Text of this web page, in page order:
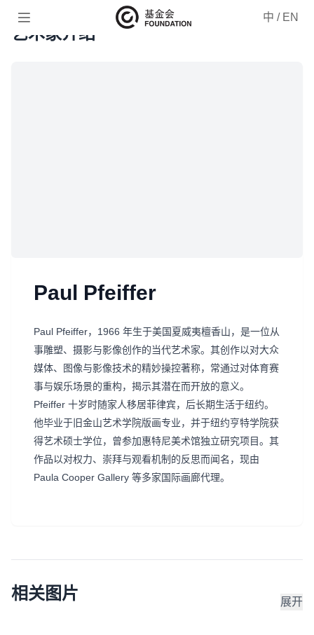
 中 / EN
艺术家介绍
Paul Pfeiffer
Paul Pfeiffer，1966 年生于美国夏威夷檀香山，是一位从
事雕塑、摄影与影像创作的当代艺术家。其创作以对大众
媒体、图像与影像技术的精妙操控著称，常通过对体育赛
事与娱乐场景的重构，揭示其潜在而开放的意义。
Pfeiffer 十岁时随家人移居菲律宾，后长期生活于纽约。
他毕业于旧金山艺术学院版画专业，并于纽约亨特学院获
得艺术硕士学位，曾参加惠特尼美术馆独立研究项目。其
作品以对权力、崇拜与观看机制的反思而闻名，现由
Paula Cooper Gallery 等多家国际画廊代理。
相关图片 展开